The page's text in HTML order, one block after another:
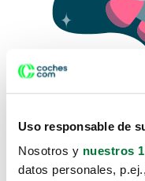
Uso responsable de
Nosotros y nuestros
datos personales,